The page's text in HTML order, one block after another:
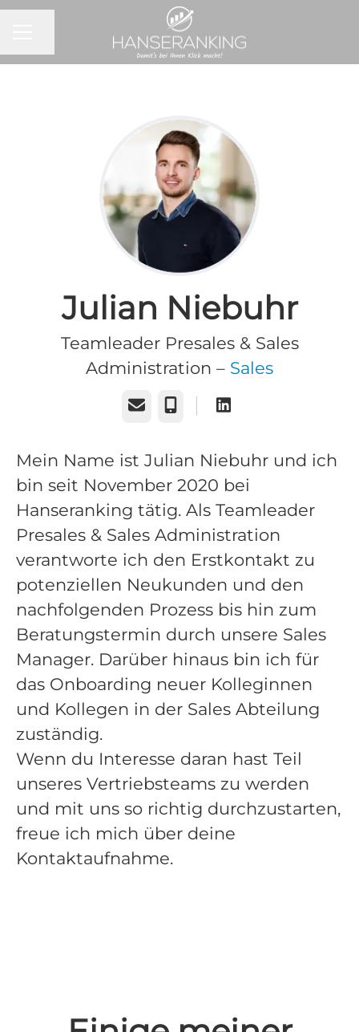
Julian Niebuhr
Teamleader Presales & Sales
Administration – Sales
E-Mail Telefon
Mein Name ist Julian Niebuhr und ich
bin seit November 2020 bei
Hanseranking tätig. Als Teamleader
Presales & Sales Administration
verantworte ich den Erstkontakt zu
potenziellen Neukunden und den
nachfolgenden Prozess bis hin zum
Beratungstermin durch unsere Sales
Manager. Darüber hinaus bin ich für
das Onboarding neuer Kolleginnen
und Kollegen in der Sales Abteilung
zuständig.
Wenn du Interesse daran hast Teil
unseres Vertriebsteams zu werden
und mit uns so richtig durchzustarten,
freue ich mich über deine
Kontaktaufnahme.